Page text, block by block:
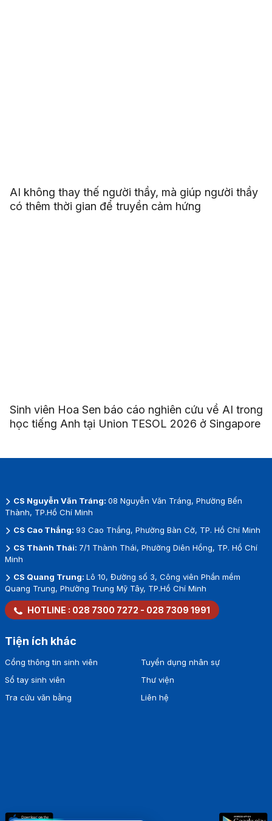
AI không thay thế người thầy, mà giúp người thầy
có thêm thời gian để truyền cảm hứng
Sinh viên Hoa Sen báo cáo nghiên cứu về AI trong
học tiếng Anh tại Union TESOL 2026 ở Singapore
CS Nguyễn Văn Tráng: 08 Nguyễn Văn Tráng, Phường Bến
Thành, TP.Hồ Chí Minh
CS Cao Thắng: 93 Cao Thắng, Phường Bàn Cờ, TP. Hồ Chí Minh
CS Thành Thái: 7/1 Thành Thái, Phường Diên Hồng, TP. Hồ Chí
Minh
CS Quang Trung: Lô 10, Đường số 3, Công viên Phần mềm
Quang Trung, Phường Trung Mỹ Tây, TP.Hồ Chí Minh
HOTLINE : 028 7300 7272 - 028 7309 1991
Tiện ích khác
Cổng thông tin sinh viên
Sổ tay sinh viên
Tra cứu văn bằng
Tuyển dụng nhân sự
Thư viện
Liên hệ